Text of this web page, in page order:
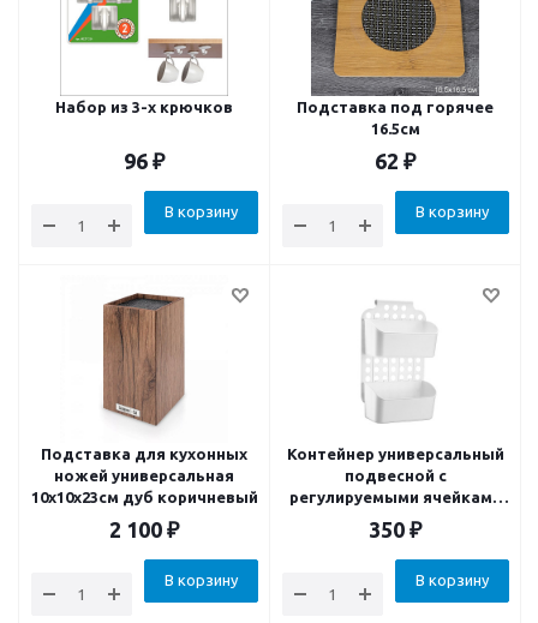
Набор из 3-х крючков
96 ₽
В корзину
Подставка под горячее
16.5см
62 ₽
В корзину
Подставка для кухонных
ножей универсальная
10х10х23см дуб коричневый
2 100 ₽
В корзину
Контейнер универсальный
подвесной с
регулируемыми ячейками
28*17.5*45см
350 ₽
В корзину